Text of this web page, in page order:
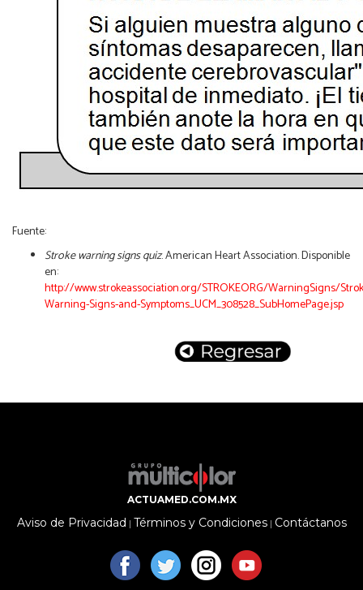
Fuente:
Stroke warning signs quiz. American Heart Association. Disponible
en:
http://www.strokeassociation.org/STROKEORG/WarningSigns/
Warning-Signs-and-Symptoms_UCM_308528_SubHomePage.jsp
ACTUAMED.COM.MX
Aviso de Privacidad | Términos y Condiciones | Contáctanos